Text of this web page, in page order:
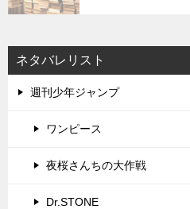
ネタバレリスト
週刊少年ジャンプ
ワンピース
夜桜さんちの大作戦
Dr.STONE